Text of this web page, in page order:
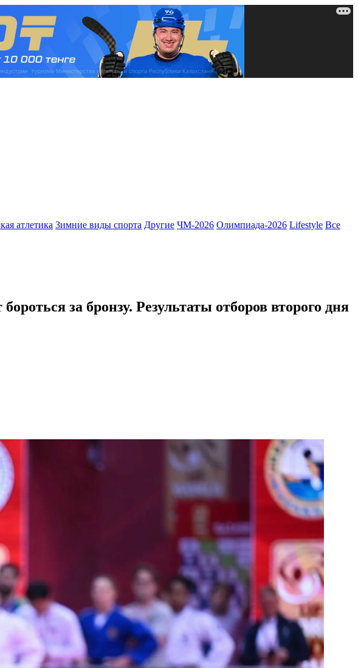
атлетика Зимние виды спорта Другие ЧМ-2026 Олимпиада-2026 Lifestyle Все
за бронзу. Результаты отборов второго дня